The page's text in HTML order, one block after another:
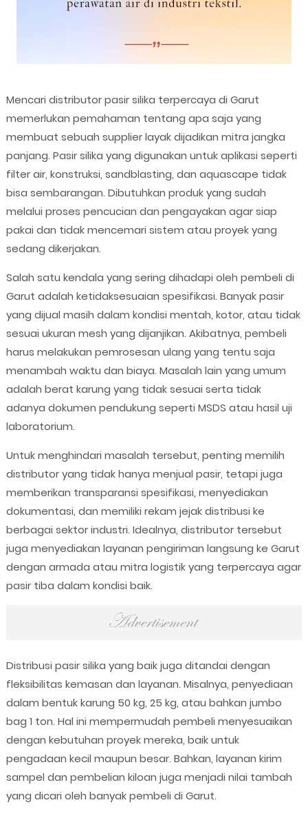
Mencari distributor pasir silika terpercaya di Garut
memerlukan pemahaman tentang apa saja yang
membuat sebuah supplier layak dijadikan mitra jangka
panjang. Pasir silika yang digunakan untuk aplikasi seperti
filter air, konstruksi, sandblasting, dan aquascape tidak
bisa sembarangan. Dibutuhkan produk yang sudah
melalui proses pencucian dan pengayakan agar siap
pakai dan tidak mencemari sistem atau proyek yang
sedang dikerjakan.
Salah satu kendala yang sering dihadapi oleh pembeli di
Garut adalah ketidaksesuaian spesifikasi. Banyak pasir
yang dijual masih dalam kondisi mentah, kotor, atau tidak
sesuai ukuran mesh yang dijanjikan. Akibatnya, pembeli
harus melakukan pemrosesan ulang yang tentu saja
menambah waktu dan biaya. Masalah lain yang umum
adalah berat karung yang tidak sesuai serta tidak
adanya dokumen pendukung seperti MSDS atau hasil uji
laboratorium.
Untuk menghindari masalah tersebut, penting memilih
distributor yang tidak hanya menjual pasir, tetapi juga
memberikan transparansi spesifikasi, menyediakan
dokumentasi, dan memiliki rekam jejak distribusi ke
berbagai sektor industri. Idealnya, distributor tersebut
juga menyediakan layanan pengiriman langsung ke Garut
dengan armada atau mitra logistik yang terpercaya agar
pasir tiba dalam kondisi baik.
Distribusi pasir silika yang baik juga ditandai dengan
fleksibilitas kemasan dan layanan. Misalnya, penyediaan
dalam bentuk karung 50 kg, 25 kg, atau bahkan jumbo
bag 1 ton. Hal ini mempermudah pembeli menyesuaikan
dengan kebutuhan proyek mereka, baik untuk
pengadaan kecil maupun besar. Bahkan, layanan kirim
sampel dan pembelian kiloan juga menjadi nilai tambah
yang dicari oleh banyak pembeli di Garut.